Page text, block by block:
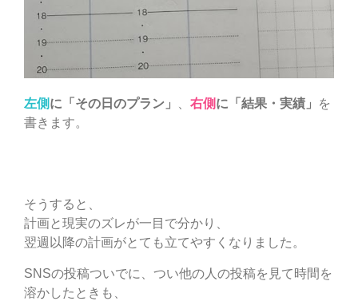
左側 に「その日のプラン」 右側 に「結果・実績」
を
書きます。
そうすると、
計画と現実のズレが一目で分かり、
翌週以降の計画がとても立てやすくなりました。
SNSの投稿ついでに、つい他の人の投稿を見て時間を
溶かしたときも、